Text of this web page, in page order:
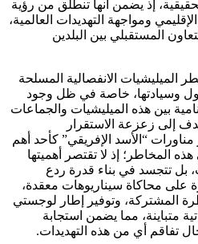
إذ يضمن أنها تنطلق من رؤية
ومواجهة التهديدات العالمية،
المستقبلي بين البلدين
الميليشيات الانفصالية المسلحة
وسيادتها، خاصة في ظل وجود
بين هذه الميليشيات والجماعات
إلى زعزعة الاستقرار
مناورات “الأسد الإفريقي” كأحد أهم
المخاطر؛ إذ لا تقتصر أهميتها
تتجسد في بناء قدرة ردع
على محاكاة سيناريوهات معقدة،
المشتركة، وتوفير إطار لوجستي
متباينة، مما يضمن استجابة
تفاقم أي من هذه التهديدات.